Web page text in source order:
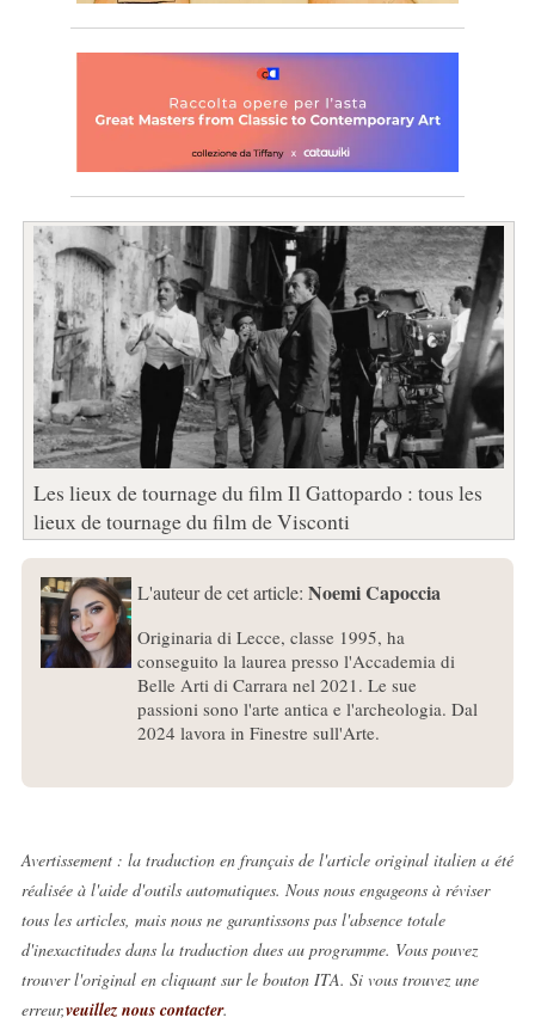
Les lieux de tournage du film Il Gattopardo : tous les
lieux de tournage du film de Visconti
L'auteur de cet article: Noemi Capoccia
Originaria di Lecce, classe 1995, ha
conseguito la laurea presso l'Accademia di
Belle Arti di Carrara nel 2021. Le sue
passioni sono l'arte antica e l'archeologia. Dal
2024 lavora in Finestre sull'Arte.
Avertissement : la traduction en français de l'article original italien a été
réalisée à l'aide d'outils automatiques. Nous nous engageons à réviser
tous les articles, mais nous ne garantissons pas l'absence totale
d'inexactitudes dans la traduction dues au programme. Vous pouvez
trouver l'original en cliquant sur le bouton ITA. Si vous trouvez une
erreur,veuillez nous contacter.